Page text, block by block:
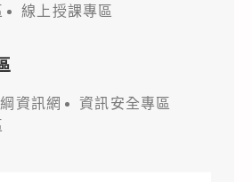
線上授課專區
資訊網
資訊安全專區